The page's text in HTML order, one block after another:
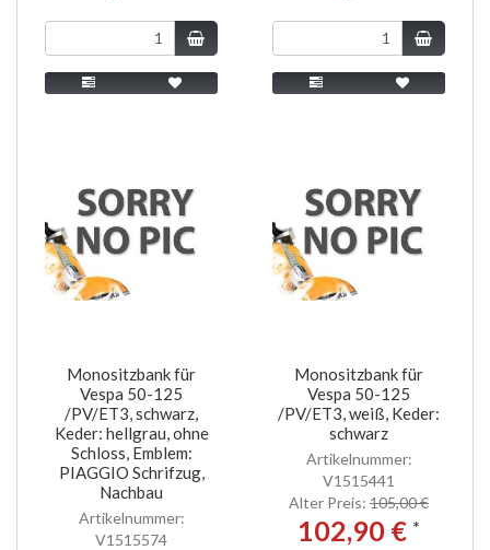
Monositzbank für
Vespa 50-125
/PV/ET3, schwarz,
Keder: hellgrau, ohne
Schloss, Emblem:
PIAGGIO Schrifzug,
Nachbau
Artikelnummer:
V1515574
Monositzbank für
Vespa 50-125
/PV/ET3, weiß, Keder:
schwarz
Artikelnummer:
V1515441
Alter Preis: 105,00 €
102,90 € *